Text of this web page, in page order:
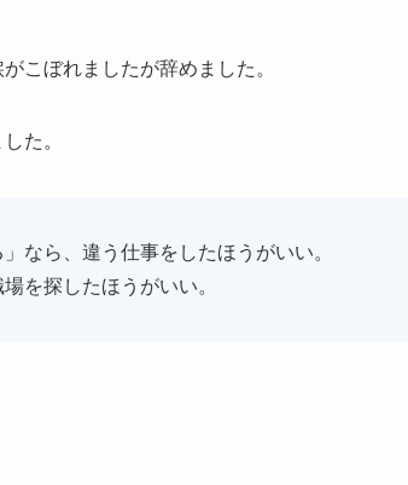
こぼれましたが辞めました。
た。
なら、違う仕事をしたほうがいい。
を探したほうがいい。